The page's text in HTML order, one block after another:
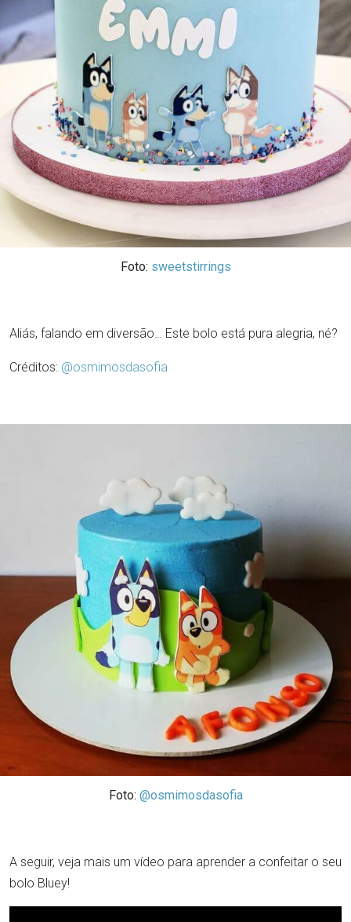
Foto: sweetstirrings
Aliás, falando em diversão… Este bolo está pura alegria, né?
Créditos: @osmimosdasofia
Foto: @osmimosdasofia
A seguir, veja mais um vídeo para aprender a confeitar o seu
bolo Bluey!